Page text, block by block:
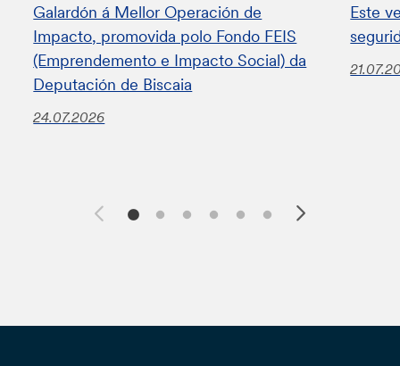
Galardón á Mellor Operación de
Impacto, promovida polo Fondo FEIS
(Emprendemento e Impacto Social) da
Deputación de Biscaia
24.07.2026
Este